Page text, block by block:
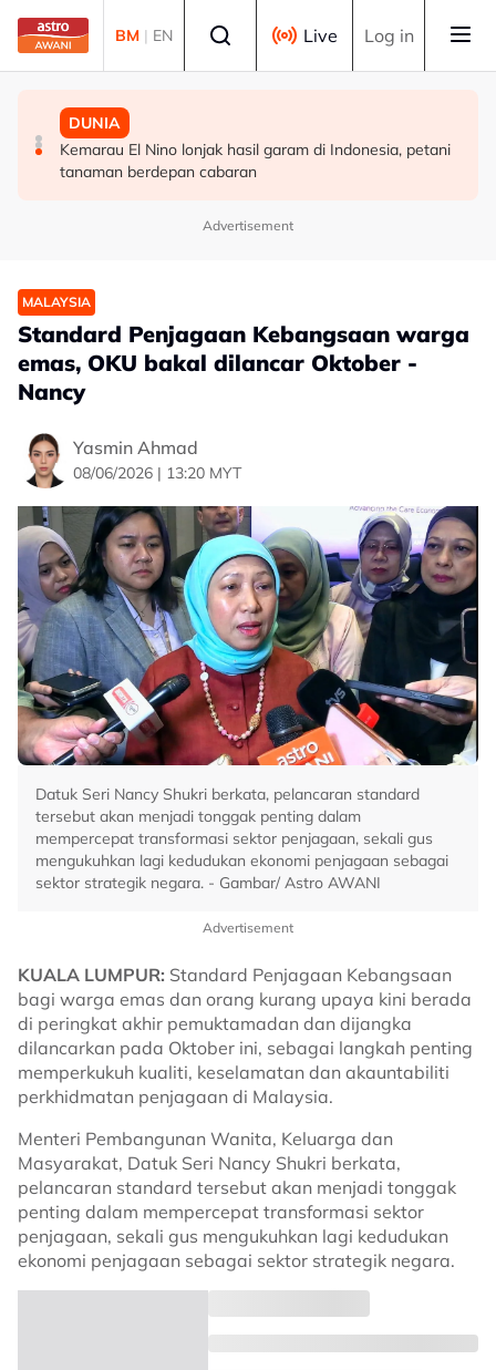
Skip to main content
BM | EN Live Log in
DUNIA
Greece keluar amaran merah susulan risiko kebakaran
hutan sangat tinggi
SUKAN
Al Ahli lantik Marino Pusic sebagai ketua jurulatih
baharu
DUNIA
Kemarau El Nino lonjak hasil garam di Indonesia, petani
tanaman berdepan cabaran
Advertisement
MALAYSIA
Standard Penjagaan Kebangsaan warga
emas, OKU bakal dilancar Oktober -
Nancy
Yasmin Ahmad
08/06/2026 | 13:20 MYT
Datuk Seri Nancy Shukri berkata, pelancaran standard
tersebut akan menjadi tonggak penting dalam
mempercepat transformasi sektor penjagaan, sekali gus
mengukuhkan lagi kedudukan ekonomi penjagaan sebagai
sektor strategik negara. - Gambar/ Astro AWANI
Advertisement
KUALA LUMPUR: Standard Penjagaan Kebangsaan
bagi warga emas dan orang kurang upaya kini berada
di peringkat akhir pemuktamadan dan dijangka
dilancarkan pada Oktober ini, sebagai langkah penting
memperkukuh kualiti, keselamatan dan akauntabiliti
perkhidmatan penjagaan di Malaysia.
Menteri Pembangunan Wanita, Keluarga dan
Masyarakat, Datuk Seri Nancy Shukri berkata,
pelancaran standard tersebut akan menjadi tonggak
penting dalam mempercepat transformasi sektor
penjagaan, sekali gus mengukuhkan lagi kedudukan
ekonomi penjagaan sebagai sektor strategik negara.